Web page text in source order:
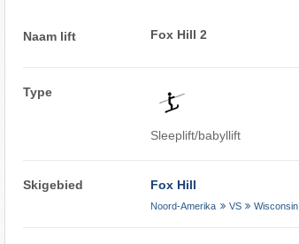
Naam lift Fox Hill 2
Type
Sleeplift/babyllift
Skigebied Fox Hill
Noord-Amerika VS Wisconsin